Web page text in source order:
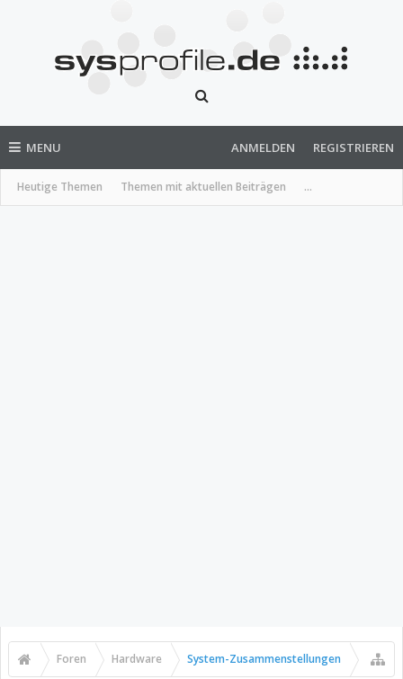
MENU
Heutige Themen Themen mit aktuellen Beiträgen ...
ANMELDEN REGISTRIEREN
Foren Hardware System-Zusammenstellungen